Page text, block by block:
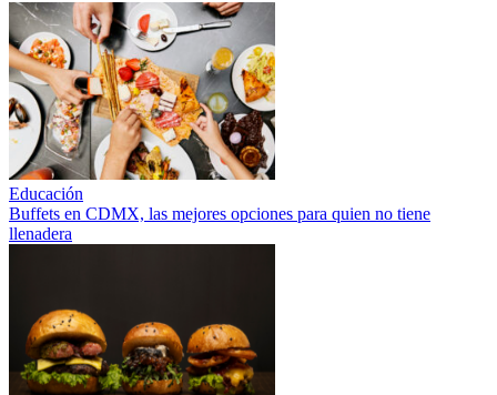
Educación
Buffets en CDMX, las mejores opciones para quien no tiene
llenadera